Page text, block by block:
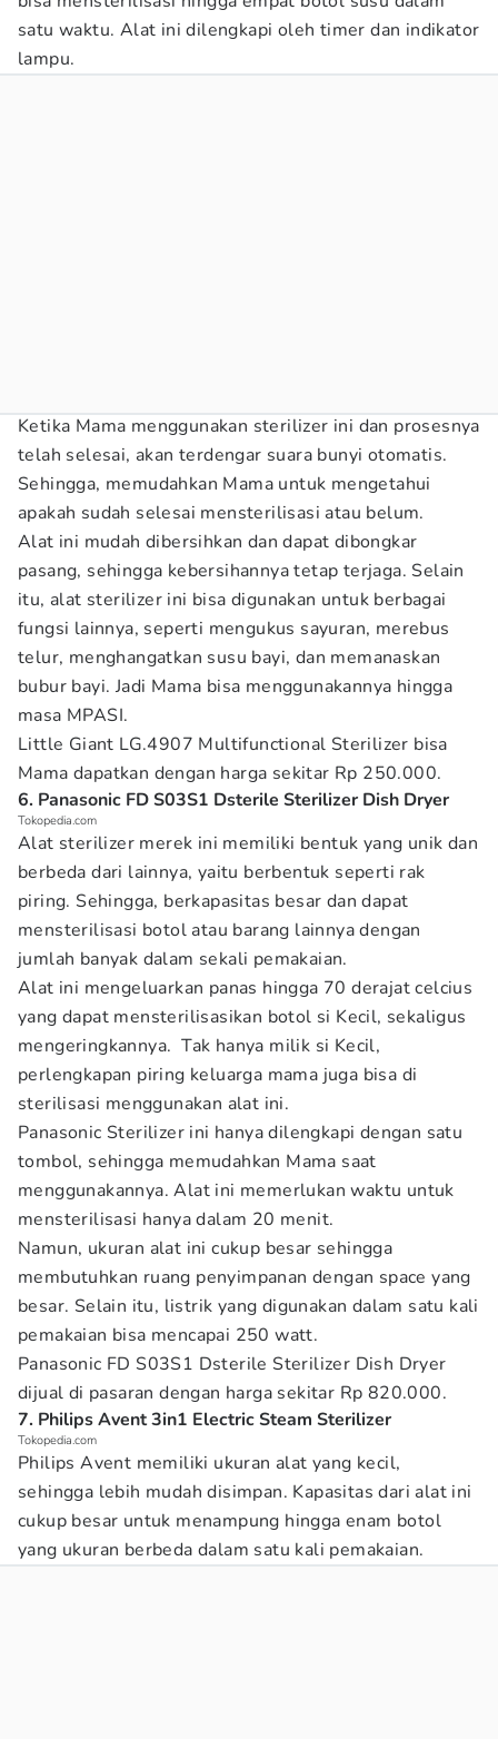
satu waktu. Alat ini dilengkapi oleh timer dan indikator
lampu.
Ketika Mama menggunakan sterilizer ini dan prosesnya
telah selesai, akan terdengar suara bunyi otomatis.
Sehingga, memudahkan Mama untuk mengetahui
apakah sudah selesai mensterilisasi atau belum.
Alat ini mudah dibersihkan dan dapat dibongkar
pasang, sehingga kebersihannya tetap terjaga. Selain
itu, alat sterilizer ini bisa digunakan untuk berbagai
fungsi lainnya, seperti mengukus sayuran, merebus
telur, menghangatkan susu bayi, dan memanaskan
bubur bayi. Jadi Mama bisa menggunakannya hingga
masa MPASI.
Little Giant LG.4907 Multifunctional Sterilizer bisa
Mama dapatkan dengan harga sekitar Rp 250.000.
6. Panasonic FD S03S1 Dsterile Sterilizer Dish Dryer
Tokopedia.com
Alat sterilizer merek ini memiliki bentuk yang unik dan
berbeda dari lainnya, yaitu berbentuk seperti rak
piring. Sehingga, berkapasitas besar dan dapat
mensterilisasi botol atau barang lainnya dengan
jumlah banyak dalam sekali pemakaian.
Alat ini mengeluarkan panas hingga 70 derajat celcius
yang dapat mensterilisasikan botol si Kecil, sekaligus
mengeringkannya. Tak hanya milik si Kecil,
perlengkapan piring keluarga mama juga bisa di
sterilisasi menggunakan alat ini.
Panasonic Sterilizer ini hanya dilengkapi dengan satu
tombol, sehingga memudahkan Mama saat
menggunakannya. Alat ini memerlukan waktu untuk
mensterilisasi hanya dalam 20 menit.
Namun, ukuran alat ini cukup besar sehingga
membutuhkan ruang penyimpanan dengan space yang
besar. Selain itu, listrik yang digunakan dalam satu kali
pemakaian bisa mencapai 250 watt.
Panasonic FD S03S1 Dsterile Sterilizer Dish Dryer
dijual di pasaran dengan harga sekitar Rp 820.000.
7. Philips Avent 3in1 Electric Steam Sterilizer
Tokopedia.com
Philips Avent memiliki ukuran alat yang kecil,
sehingga lebih mudah disimpan. Kapasitas dari alat ini
cukup besar untuk menampung hingga enam botol
yang ukuran berbeda dalam satu kali pemakaian.